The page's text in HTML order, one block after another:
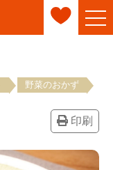
野菜のおかず
印刷